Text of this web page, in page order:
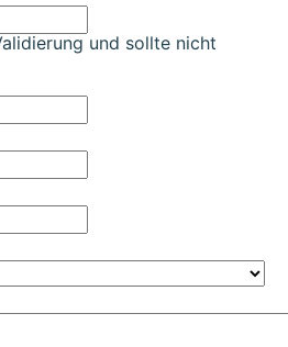
und sollte nicht